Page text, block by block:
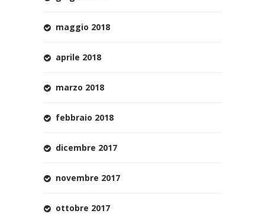
maggio 2018
aprile 2018
marzo 2018
febbraio 2018
dicembre 2017
novembre 2017
ottobre 2017